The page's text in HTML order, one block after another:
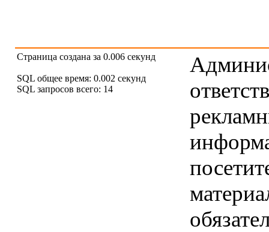
Страница создана за 0.006 секунд
SQL общее время: 0.002 секунд
SQL запросов всего: 14